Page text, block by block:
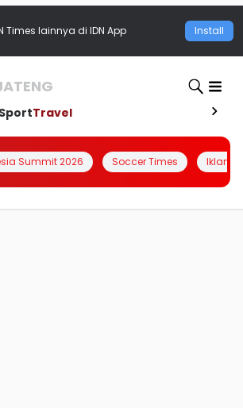
Times lainnya di IDN App Install
SportTravel
Summit 2026 Soccer Times Iklanin